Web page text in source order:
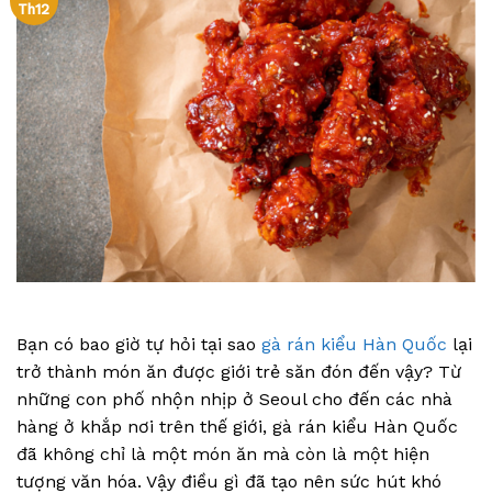
Th12
Bạn có bao giờ tự hỏi tại sao gà rán kiểu Hàn Quốc lại
trở thành món ăn được giới trẻ săn đón đến vậy? Từ
những con phố nhộn nhịp ở Seoul cho đến các nhà
hàng ở khắp nơi trên thế giới, gà rán kiểu Hàn Quốc
đã không chỉ là một món ăn mà còn là một hiện
tượng văn hóa. Vậy điều gì đã tạo nên sức hút khó